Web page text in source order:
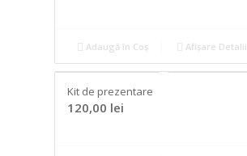
Adaugă în Coș Afișare Detalii
Kit de prezentare
120,00 lei